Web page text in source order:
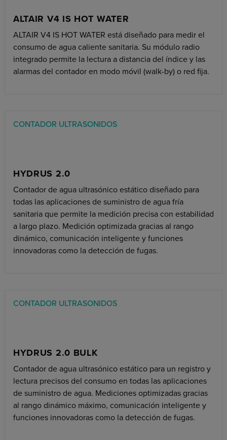
ALTAIR V4 IS HOT WATER
ALTAIR V4 IS HOT WATER está diseñado para medir el
consumo de agua caliente sanitaria. Su módulo radio
integrado permite la lectura a distancia del índice y las
alarmas del contador en modo móvil (walk-by) o red fija.
CONTADOR ULTRASONIDOS
HYDRUS 2.0
Contador de agua ultrasónico estático diseñado para
todas las aplicaciones de suministro de agua fría
sanitaria que permite la medición precisa con estabilidad
a largo plazo. Medición optimizada gracias al rango
dinámico, comunicación inteligente y funciones
innovadoras como la detección de fugas.
CONTADOR ULTRASONIDOS
HYDRUS 2.0 BULK
Contador de agua ultrasónico estático para un registro y
lectura precisos del consumo en todas las aplicaciones
de suministro de agua. Mediciones optimizadas gracias
al rango dinámico máximo, comunicación inteligente y
funciones innovadoras como la detección de fugas.